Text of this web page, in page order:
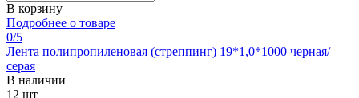
В корзину
Подробнее о товаре
0/5
Лента полипропиленовая (стреппинг) 19*1,0*1000 черная/
серая
В наличии
12 шт